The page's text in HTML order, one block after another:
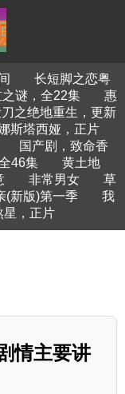
长短脚之恋粤
谜，全22集
惠
之绝地重生，更新
斯塔西娅，正片
国产剧，致命香
46集
黄土地
非常男女
草
(新版)第一季
我
星，正片
情主要讲